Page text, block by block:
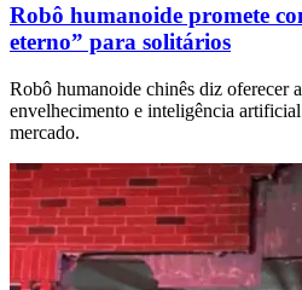
Robô humanoide promete
eterno” para solitários
Robô humanoide chinês diz oferecer
envelhecimento e inteligência
mercado.